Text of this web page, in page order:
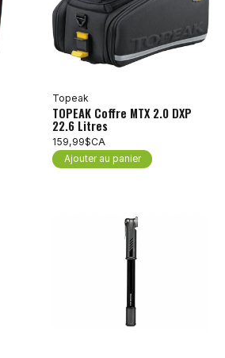
Topeak
TOPEAK Coffre MTX 2.0 DXP
22.6 Litres
159,99$CA
Ajouter au panier